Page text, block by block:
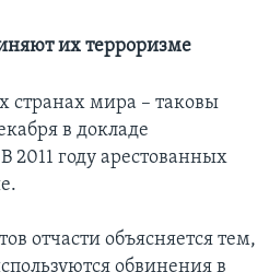
их терроризме
странах мира – таковы
в докладе
году арестованных
отчасти объясняется тем,
обвинения в